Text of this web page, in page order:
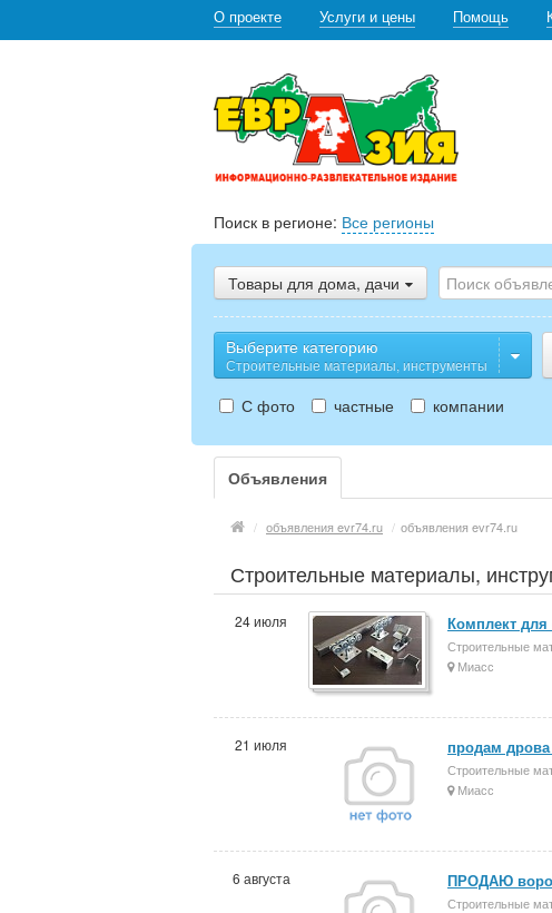
О проекте Услуги и цены Помощь
Поиск в регионе: Все регионы
Товары для дома, дачи
Выберите категорию
Строительные материалы, инструменты
С фото частные компании
Объявления
/ объявления evr74.ru / объявления evr74.ru
Строительные материалы,
24 июля Комплект для
Строительные
Миасс
21 июля продам дрова
Строительные
Миасс
6 августа ПРОДАЮ
Строительные